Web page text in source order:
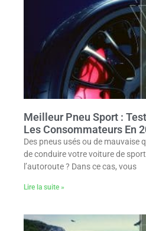
Meilleur Pneu Sport :
Les Consommateurs En
Des pneus usés ou de mauvaise
de conduire votre voiture de
l’autoroute ? Dans ce cas, vous
Lire la suite »